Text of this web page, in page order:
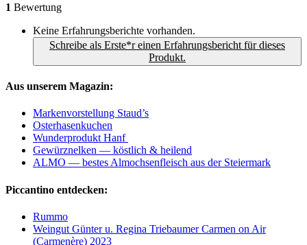
1 Bewertung
Keine Erfahrungsberichte vorhanden.
Schreibe als Erste*r einen Erfahrungsbericht für dieses
Produkt.
Aus unserem Magazin:
Markenvorstellung Staud’s
Osterhasenkuchen
Wunderprodukt Hanf
Gewürznelken — köstlich & heilend
ALMO — bestes Almochsenfleisch aus der Steiermark
Piccantino entdecken:
Rummo
Weingut Günter u. Regina Triebaumer Carmen on Air
(Carmenère) 2023